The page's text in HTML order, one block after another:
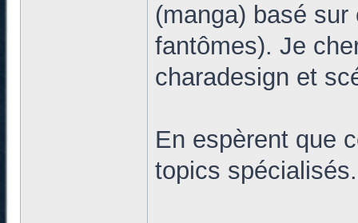
(manga) basé
fantômes). Je
charadesign et
En espèrent que
topics spécialisés.